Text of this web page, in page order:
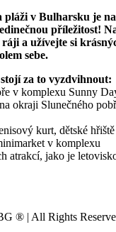
pláži v Bulharsku je
příležitost!
ráji a užívejte si
sebe.
za to vyzdvihnout:
v komplexu Sunny
okraji Slunečného
kurt, dětské
v komplexu
atrakcí, jako je
® | All Rights